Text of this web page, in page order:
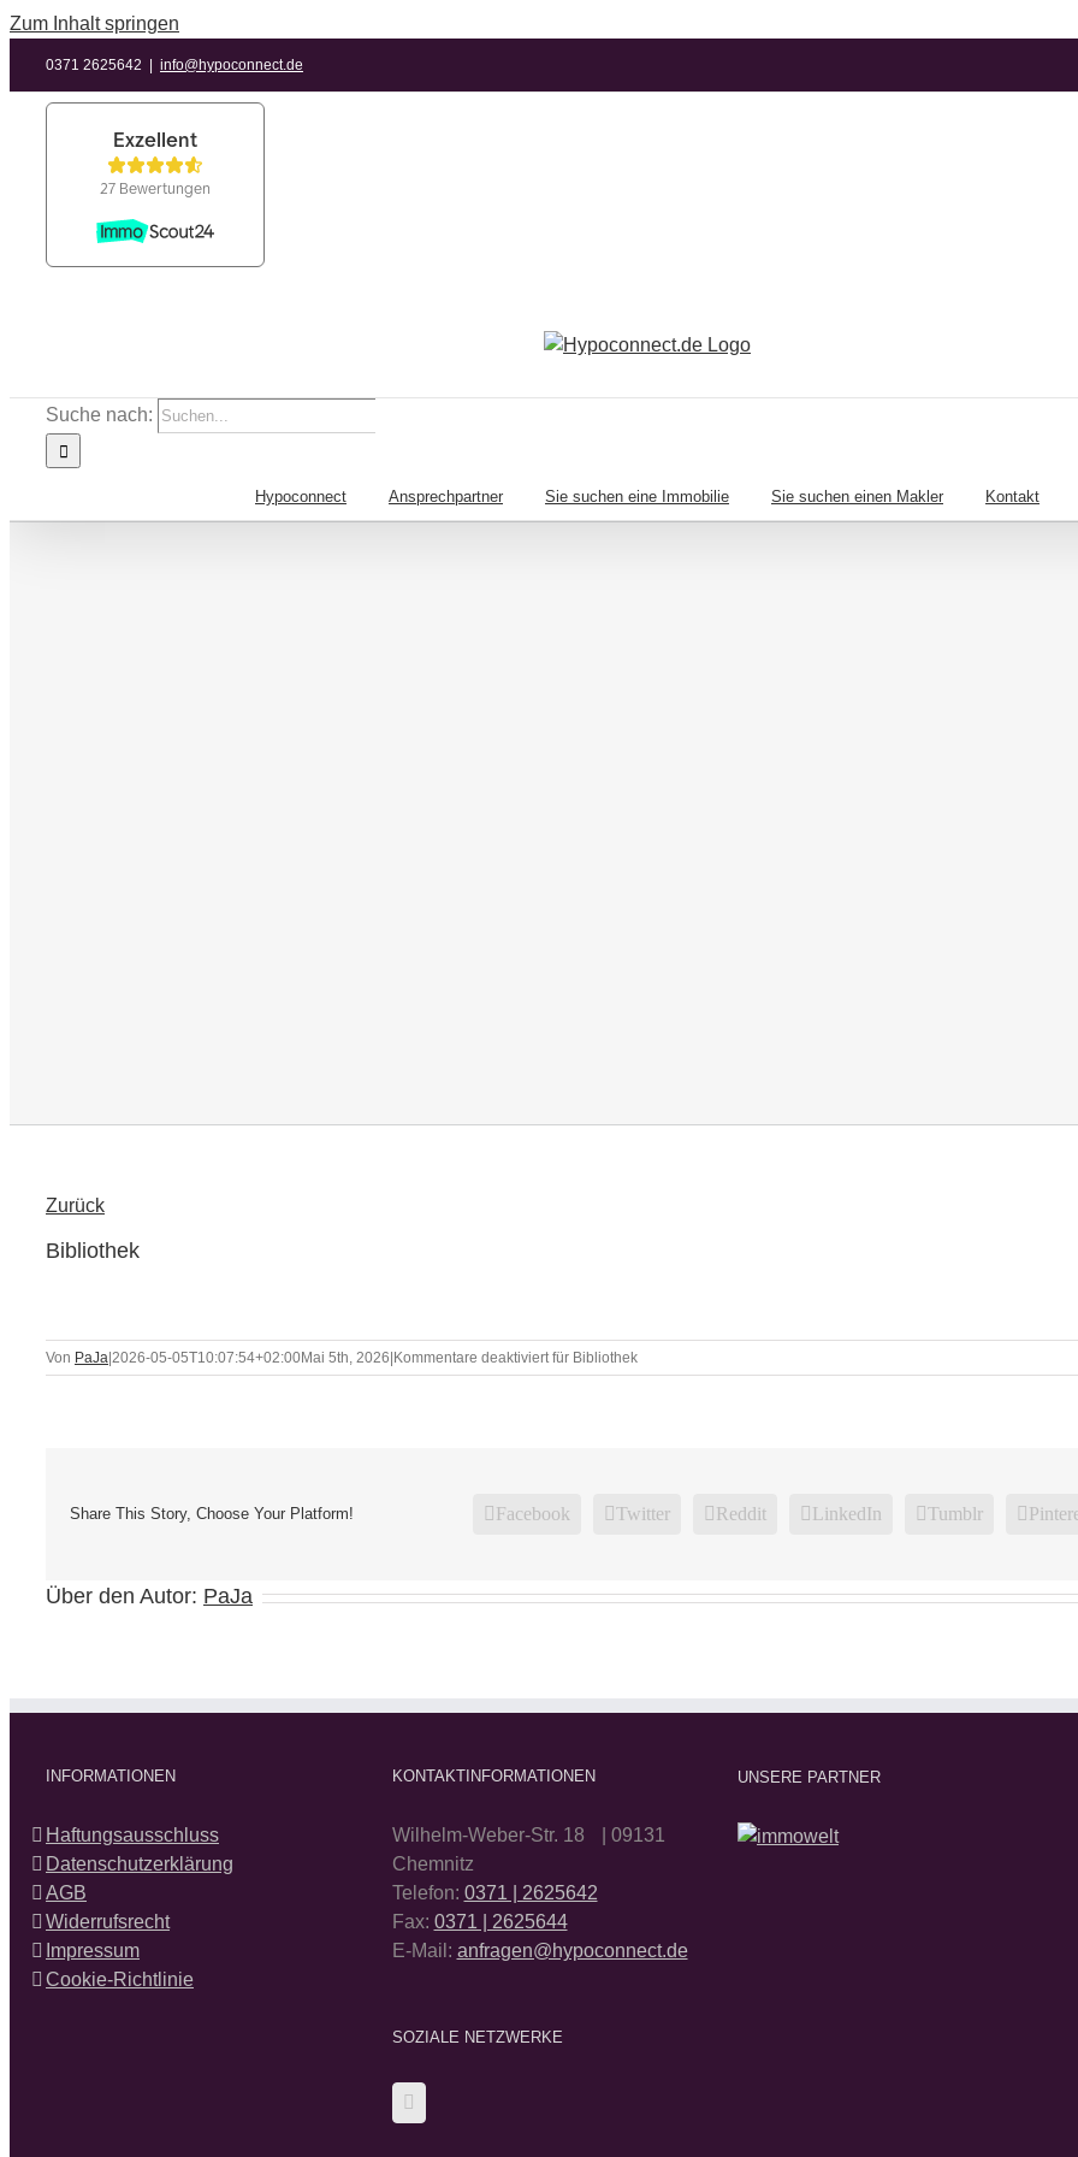
Zum Inhalt springen
0371 2625642 info@hypoconnect.de
Suche nach:
Hypoconnect Ansprechpartner Sie suchen eine Immobilie Sie suchen einen Makler Kontakt
Zurück
Bibliothek
Von PaJa 2026-05-05T10:07:54+02:00Mai 5th, 2026 Kommentare deaktiviertfür Bibliothek
Share This Story, Choose Your Platform! Facebook Twitter Reddit LinkedIn Tumblr
Über den Autor: PaJa
INFORMATIONEN
Haftungsausschluss
Datenschutzerklärung
AGB
Widerrufsrecht
Impressum
Cookie-Richtlinie
KONTAKTINFORMATIONEN
Wilhelm-Weber-Str. 18 | 09131
Chemnitz
Telefon: 0371 | 2625642
Fax: 0371 | 2625644
E-Mail: anfragen@hypoconnect.de
SOZIALE NETZWERKE
UNSERE PARTNER